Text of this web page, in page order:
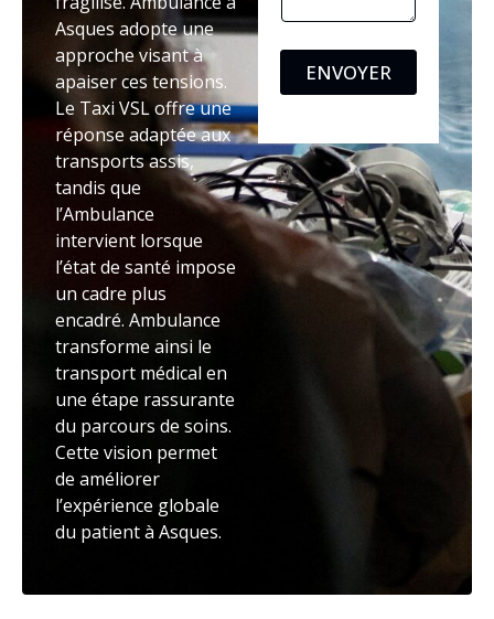
Asques adopte une
approche visant à
apaiser ces tensions.
Le Taxi VSL offre une
réponse adaptée aux
transports assis,
tandis que
l’Ambulance
intervient lorsque
l’état de santé impose
un cadre plus
encadré. Ambulance
transforme ainsi le
transport médical en
une étape rassurante
du parcours de soins.
Cette vision permet
de améliorer
l’expérience globale
du patient à Asques.
ENVOYER